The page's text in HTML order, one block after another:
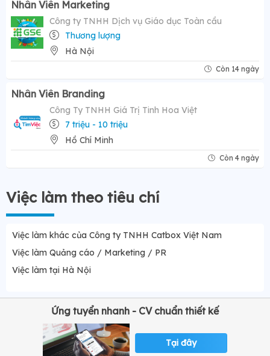
Nhân Viên Marketing
Công ty TNHH Dịch vụ Giáo dục Toàn cầu
Thương lượng
Hà Nội
Còn 14 ngày
Nhân Viên Branding
Công Ty TNHH Giá Trị Tinh Hoa Việt
7 triệu - 10 triệu
Hồ Chí Minh
Còn 4 ngày
Việc làm theo tiêu chí
Việc làm khác của Công ty TNHH Catbox Việt Nam
Việc làm Quảng cáo / Marketing / PR
Việc làm tại Hà Nội
Ứng tuyển nhanh - CV chuẩn thiết kế
Tại đây